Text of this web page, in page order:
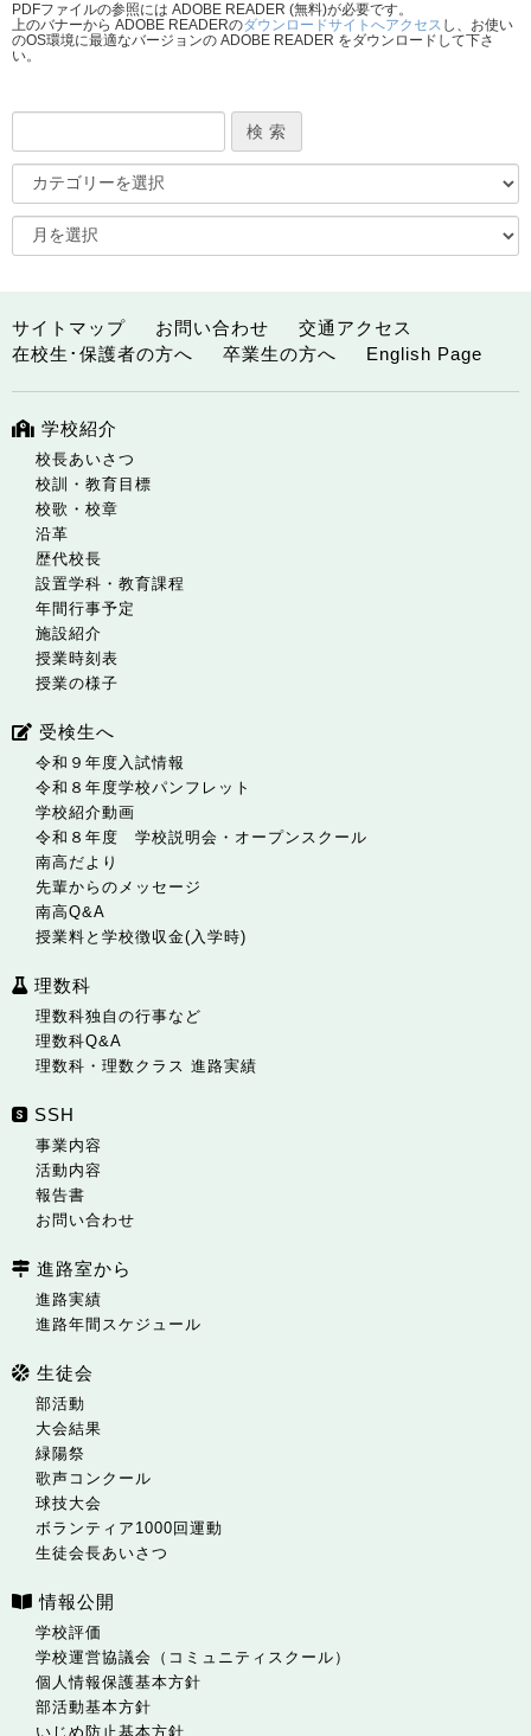
PDFファイルの参照には ADOBE READER (無料)が必要です。
上のバナーから ADOBE READERのダウンロードサイトへアクセス し、お使い
のOS環境に最適なバージョンの ADOBE READER をダウンロードして下さ
い。
サイトマップ お問い合わせ
交通アクセス
在校生･保護者の方へ
卒業生の方へ English Page
学校紹介
校長あいさつ
校訓・教育目標
校歌・校章
沿革
歴代校長
設置学科・教育課程
年間行事予定
施設紹介
授業時刻表
授業の様子
受検生へ
令和９年度入試情報
令和８年度学校パンフレット
学校紹介動画
令和８年度 学校説明会・オープンスクール
南高だより
先輩からのメッセージ
南高Q&A
授業料と学校徴収金(入学時)
理数科
理数科独自の行事など
理数科Q&A
理数科・理数クラス 進路実績
SSH
事業内容
活動内容
報告書
お問い合わせ
進路室から
進路実績
進路年間スケジュール
生徒会
部活動
大会結果
緑陽祭
歌声コンクール
球技大会
ボランティア1000回運動
生徒会長あいさつ
情報公開
学校評価
学校運営協議会（コミュニティスクール）
個人情報保護基本方針
部活動基本方針
いじめ防止基本方針